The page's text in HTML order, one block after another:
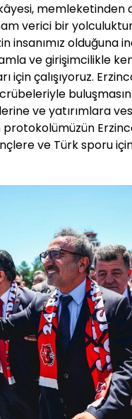
memleketinden
verici bir
olduğuna
ve girişimcilikle
çalışıyoruz.
ve yatırımlara
ve Türk sporu